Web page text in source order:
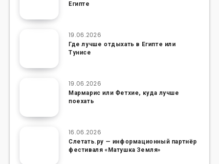
Египте
19.06.2026
Где лучше отдыхать в Египте или
Тунисе
19.06.2026
Мармарис или Фетхие, куда лучше
поехать
16.06.2026
Слетать.ру — информационный партнёр
фестиваля «Матушка Земля»